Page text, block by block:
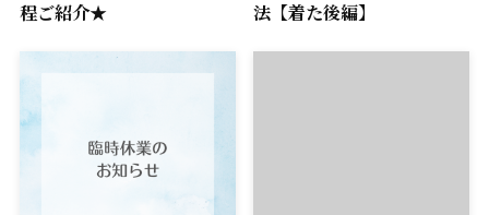
程ご紹介★
法【着た後編】